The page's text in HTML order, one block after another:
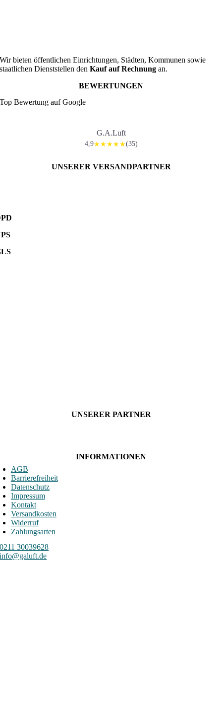
Wir bieten öffentlichen Einrichtungen, Städten, Kommunen sowie
staatlichen Dienststellen denKauf auf Rechnung an.
BEWERTUNGEN
Top Bewertung auf Google
G.A.Luft
4,9★★★★★(35)
UNSERER VERSANDPARTNER
UNSERER PARTNER
INFORMATIONEN
AGB
Barrierefreiheit
Datenschutz
Impressum
Kontakt
Versandkosten
Widerruf
Zahlungsarten
0211 30039628
info@galuft.de